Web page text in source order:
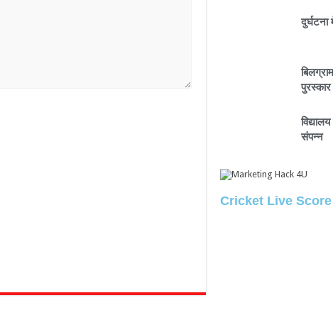
दुर्घटना
पुरस्कार
संपन्न
Cricket Live Score